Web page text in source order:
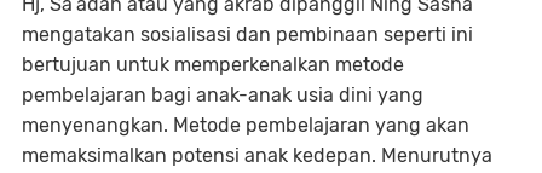
mengatakan sosialisasi dan pembinaan seperti ini
bertujuan untuk memperkenalkan metode
pembelajaran bagi anak-anak usia dini yang
menyenangkan. Metode pembelajaran yang akan
memaksimalkan potensi anak kedepan. Menurutnya